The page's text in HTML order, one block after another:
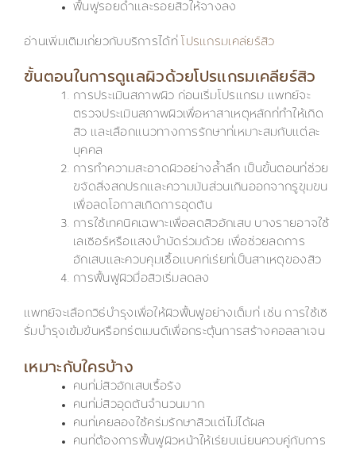
ฟื้นฟูรอยดำและรอยสิวให้จางลง
อ่านเพิ่มเติมเกี่ยวกับบริการได้ที่ โปรแกรมเคลียร์สิว
ขั้นตอนในการดูแลผิวด้วยโปรแกรมเคลียร์สิว
การประเมินสภาพผิว ก่อนเริ่มโปรแกรม แพทย์จะ
ตรวจประเมินสภาพผิวเพื่อหาสาเหตุหลักที่ทำให้เกิด
สิว และเลือกแนวทางการรักษาที่เหมาะสมกับแต่ละ
บุคคล
การทำความสะอาดผิวอย่างล้ำลึก เป็นขั้นตอนที่ช่วย
ขจัดสิ่งสกปรกและความมันส่วนเกินออกจากรูขุมขน
เพื่อลดโอกาสเกิดการอุดตัน
การใช้เทคนิคเฉพาะเพื่อลดสิวอักเสบ บางรายอาจใช้
เลเซอร์หรือแสงบำบัดร่วมด้วย เพื่อช่วยลดการ
อักเสบและควบคุมเชื้อแบคทีเรียที่เป็นสาเหตุของสิว
การฟื้นฟูผิวมื่อสิวเริ่มลดลง
แพทย์จะเลือกวิธีบำรุงเพื่อให้ผิวฟื้นฟูอย่างเต็มที่ เช่น การใช้เซ
รั่มบำรุงเข้มข้นหรือทรีตเมนต์เพื่อกระตุ้นการสร้างคอลลาเจน
เหมาะกับใครบ้าง
คนที่มีสิวอักเสบเรื้อรัง
คนที่มีสิวอุดตันจำนวนมาก
คนที่เคยลองใช้ครีมรักษาสิวแต่ไม่ได้ผล
คนที่ต้องการฟื้นฟูผิวหน้าให้เรียบเนียนควบคู่กับการ